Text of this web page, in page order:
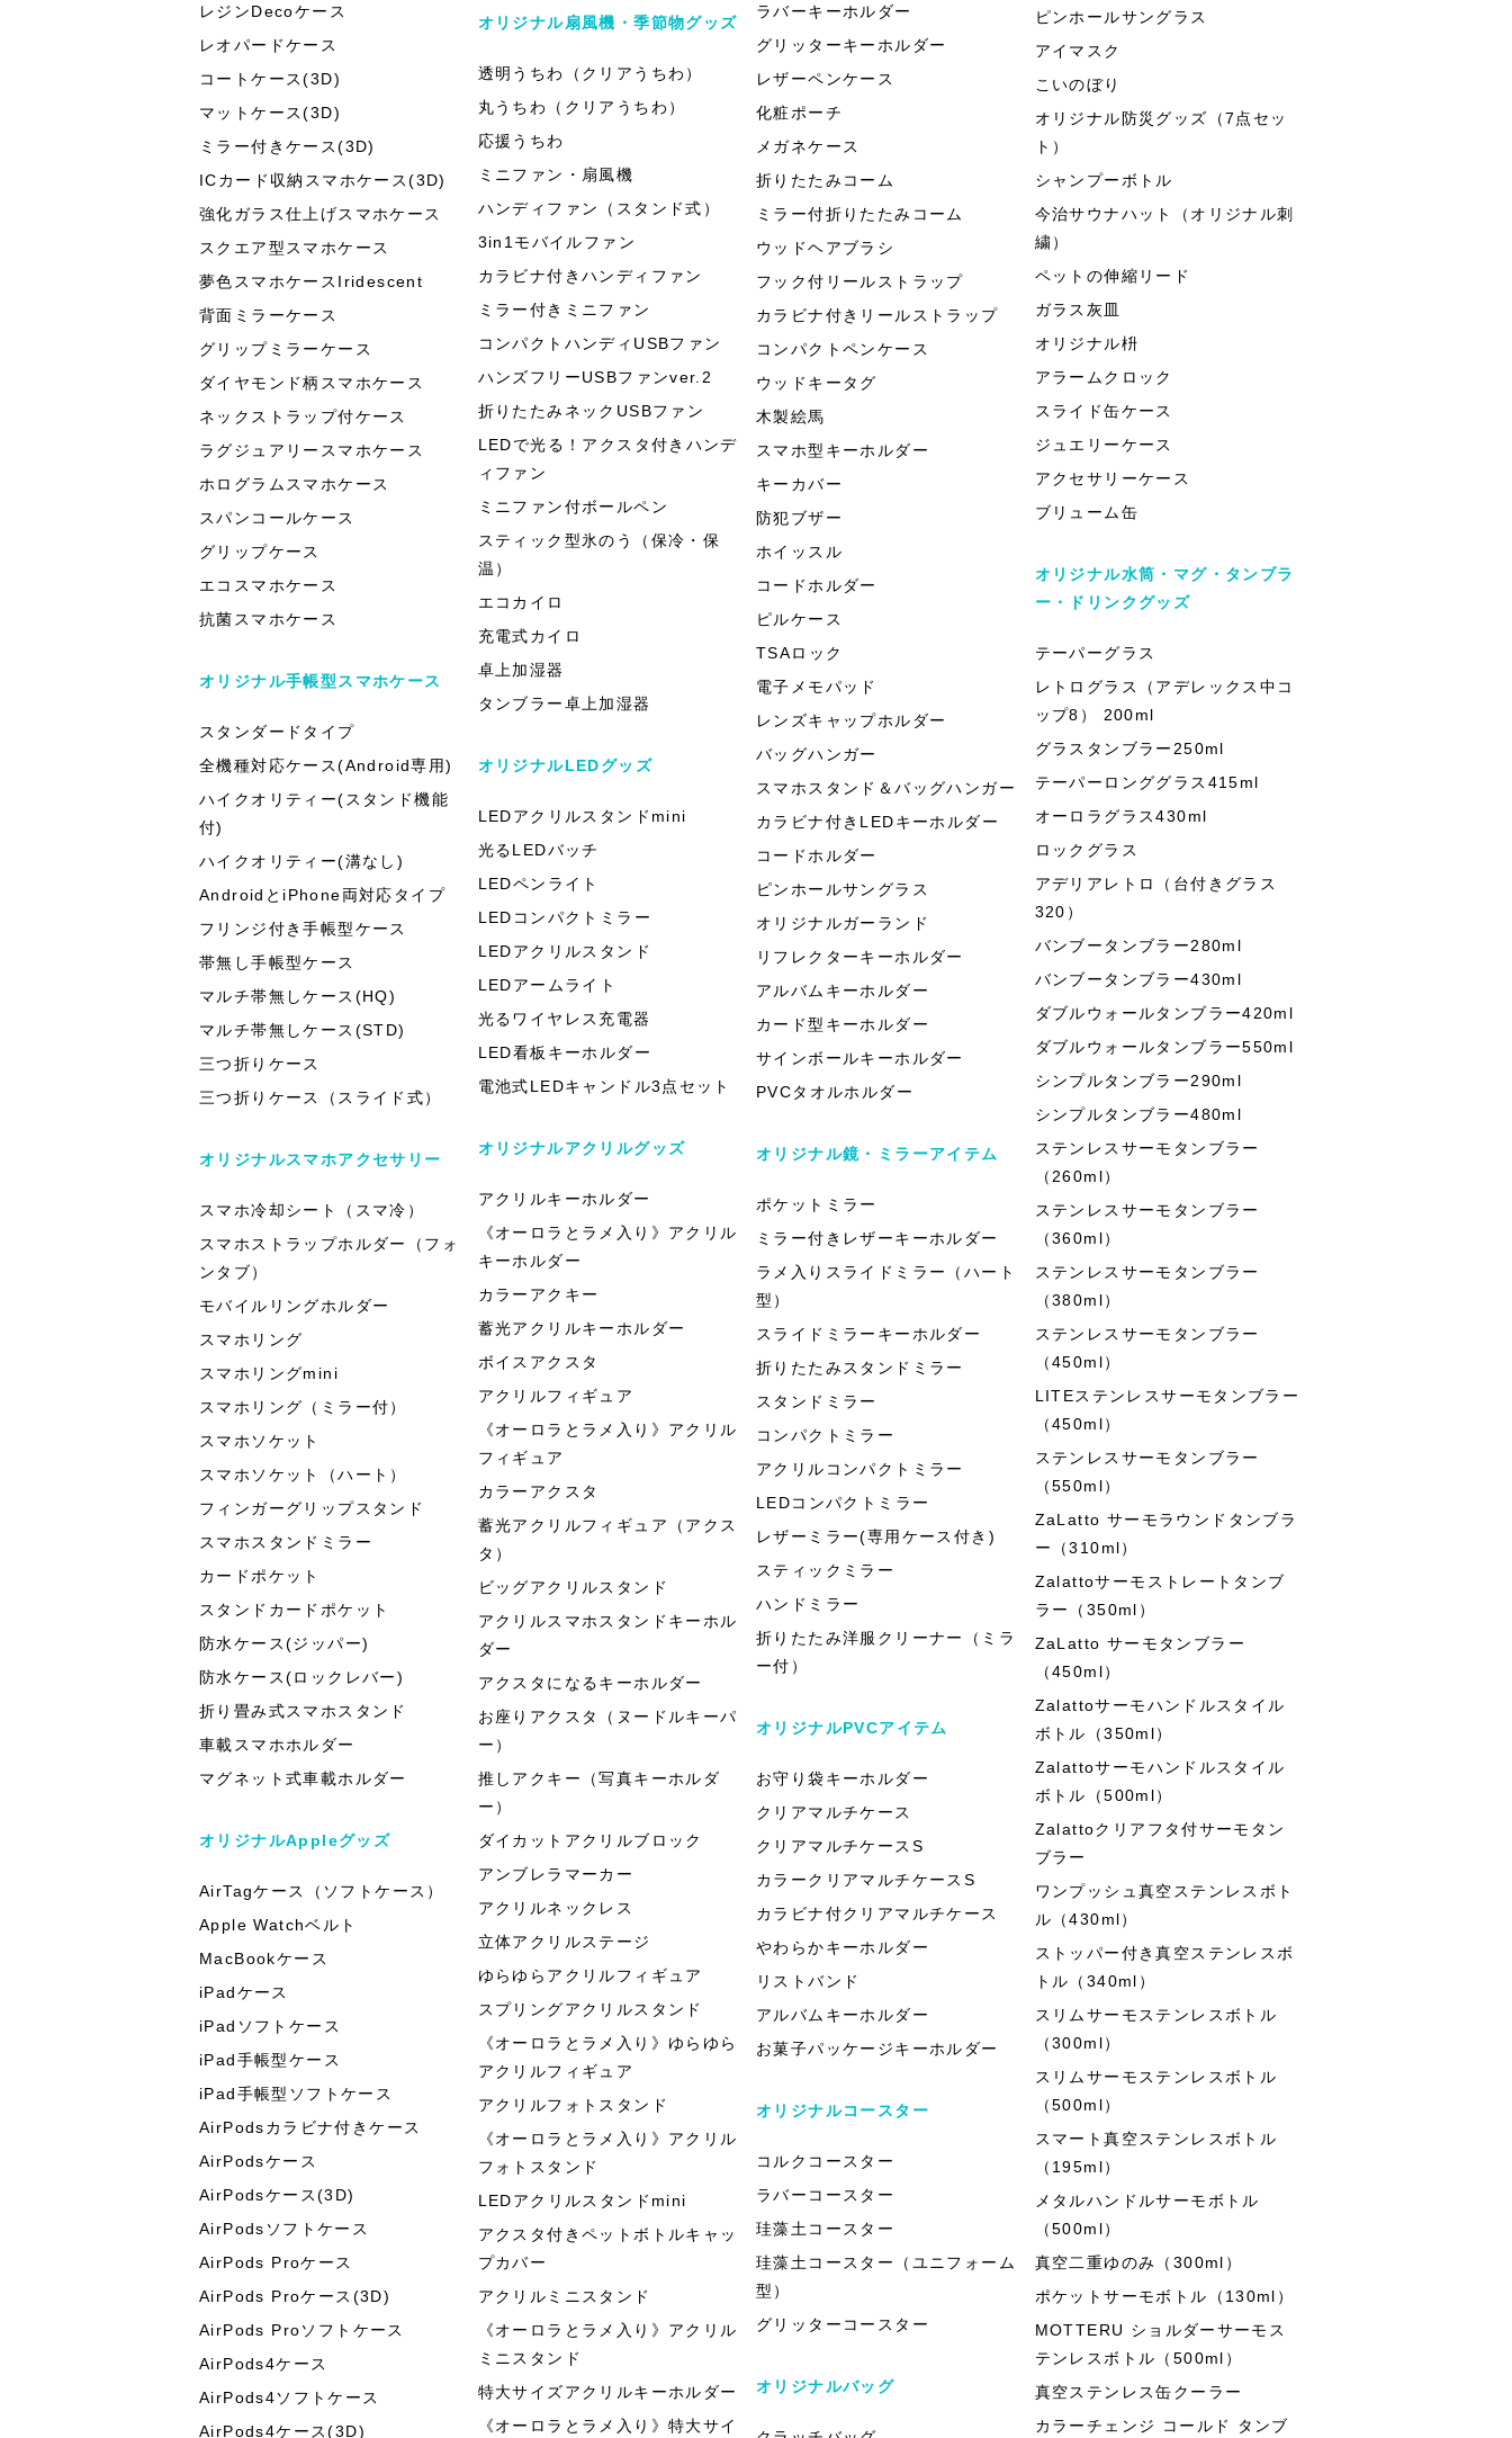
レジンDecoケース
レオパードケース
コートケース(3D)
マットケース(3D)
ミラー付きケース(3D)
ICカード収納スマホケース(3D)
強化ガラス仕上げスマホケース
スクエア型スマホケース
夢色スマホケースIridescent
背面ミラーケース
グリップミラーケース
ダイヤモンド柄スマホケース
ネックストラップ付ケース
ラグジュアリースマホケース
ホログラムスマホケース
スパンコールケース
グリップケース
エコスマホケース
抗菌スマホケース
オリジナル手帳型スマホケース
スタンダードタイプ
全機種対応ケース(Android専用)
ハイクオリティー(スタンド機能
付)
ハイクオリティー(溝なし)
AndroidとiPhone両対応タイプ
フリンジ付き手帳型ケース
帯無し手帳型ケース
マルチ帯無しケース(HQ)
マルチ帯無しケース(STD)
三つ折りケース
三つ折りケース（スライド式）
オリジナルスマホアクセサリー
スマホ冷却シート（スマ冷）
スマホストラップホルダー（フォ
ンタブ）
モバイルリングホルダー
スマホリング
スマホリングmini
スマホリング（ミラー付）
スマホソケット
スマホソケット（ハート）
フィンガーグリップスタンド
スマホスタンドミラー
カードポケット
スタンドカードポケット
防水ケース(ジッパー)
防水ケース(ロックレバー)
折り畳み式スマホスタンド
車載スマホホルダー
マグネット式車載ホルダー
オリジナルAppleグッズ
AirTagケース（ソフトケース）
Apple Watchベルト
MacBookケース
iPadケース
iPadソフトケース
iPad手帳型ケース
iPad手帳型ソフトケース
AirPodsカラビナ付きケース
AirPodsケース
AirPodsケース(3D)
AirPodsソフトケース
AirPods Proケース
AirPods Proケース(3D)
AirPods Proソフトケース
AirPods4ケース
AirPods4ソフトケース
AirPods4ケース(3D)
オリジナル扇風機・季節物グッズ
透明うちわ（クリアうちわ）
丸うちわ（クリアうちわ）
応援うちわ
ミニファン・扇風機
ハンディファン（スタンド式）
3in1モバイルファン
カラビナ付きハンディファン
ミラー付きミニファン
コンパクトハンディUSBファン
ハンズフリーUSBファンver.2
折りたたみネックUSBファン
LEDで光る！アクスタ付きハンデ
ィファン
ミニファン付ボールペン
スティック型氷のう（保冷・保
温）
エコカイロ
充電式カイロ
卓上加湿器
タンブラー卓上加湿器
オリジナルLEDグッズ
LEDアクリルスタンドmini
光るLEDバッチ
LEDペンライト
LEDコンパクトミラー
LEDアクリルスタンド
LEDアームライト
光るワイヤレス充電器
LED看板キーホルダー
電池式LEDキャンドル3点セット
オリジナルアクリルグッズ
アクリルキーホルダー
《オーロラとラメ入り》アクリル
キーホルダー
カラーアクキー
蓄光アクリルキーホルダー
ボイスアクスタ
アクリルフィギュア
《オーロラとラメ入り》アクリル
フィギュア
カラーアクスタ
蓄光アクリルフィギュア（アクス
タ）
ビッグアクリルスタンド
アクリルスマホスタンドキーホル
ダー
アクスタになるキーホルダー
お座りアクスタ（ヌードルキーパ
ー）
推しアクキー（写真キーホルダ
ー）
ダイカットアクリルブロック
アンブレラマーカー
アクリルネックレス
立体アクリルステージ
ゆらゆらアクリルフィギュア
スプリングアクリルスタンド
《オーロラとラメ入り》ゆらゆら
アクリルフィギュア
アクリルフォトスタンド
《オーロラとラメ入り》アクリル
フォトスタンド
LEDアクリルスタンドmini
アクスタ付きペットボトルキャッ
プカバー
アクリルミニスタンド
《オーロラとラメ入り》アクリル
ミニスタンド
特大サイズアクリルキーホルダー
《オーロラとラメ入り》特大サイ
ラバーキーホルダー
グリッターキーホルダー
レザーペンケース
化粧ポーチ
メガネケース
折りたたみコーム
ミラー付折りたたみコーム
ウッドヘアブラシ
フック付リールストラップ
カラビナ付きリールストラップ
コンパクトペンケース
ウッドキータグ
木製絵馬
スマホ型キーホルダー
キーカバー
防犯ブザー
ホイッスル
コードホルダー
ピルケース
TSAロック
電子メモパッド
レンズキャップホルダー
バッグハンガー
スマホスタンド＆バッグハンガー
カラビナ付きLEDキーホルダー
コードホルダー
ピンホールサングラス
オリジナルガーランド
リフレクターキーホルダー
アルバムキーホルダー
カード型キーホルダー
サインボールキーホルダー
PVCタオルホルダー
オリジナル鏡・ミラーアイテム
ポケットミラー
ミラー付きレザーキーホルダー
ラメ入りスライドミラー（ハート
型）
スライドミラーキーホルダー
折りたたみスタンドミラー
スタンドミラー
コンパクトミラー
アクリルコンパクトミラー
LEDコンパクトミラー
レザーミラー(専用ケース付き)
スティックミラー
ハンドミラー
折りたたみ洋服クリーナー（ミラ
ー付）
オリジナルPVCアイテム
お守り袋キーホルダー
クリアマルチケース
クリアマルチケースS
カラークリアマルチケースS
カラビナ付クリアマルチケース
やわらかキーホルダー
リストバンド
アルバムキーホルダー
お菓子パッケージキーホルダー
オリジナルコースター
コルクコースター
ラバーコースター
珪藻土コースター
珪藻土コースター（ユニフォーム
型）
グリッターコースター
オリジナルバッグ
ピンホールサングラス
アイマスク
こいのぼり
オリジナル防災グッズ（7点セッ
ト）
シャンプーボトル
今治サウナハット（オリジナル刺
繍）
ペットの伸縮リード
ガラス灰皿
オリジナル枡
アラームクロック
スライド缶ケース
ジュエリーケース
アクセサリーケース
ブリューム缶
オリジナル水筒・マグ・タンブラ
ー・ドリンクグッズ
テーパーグラス
レトログラス（アデレックス中コ
ップ8） 200ml
グラスタンブラー250ml
テーパーロンググラス415ml
オーロラグラス430ml
ロックグラス
アデリアレトロ（台付きグラス
320）
バンブータンブラー280ml
バンブータンブラー430ml
ダブルウォールタンブラー420ml
ダブルウォールタンブラー550ml
シンプルタンブラー290ml
シンプルタンブラー480ml
ステンレスサーモタンブラー
（260ml）
ステンレスサーモタンブラー
（360ml）
ステンレスサーモタンブラー
（380ml）
ステンレスサーモタンブラー
（450ml）
LITEステンレスサーモタンブラー
（450ml）
ステンレスサーモタンブラー
（550ml）
ZaLatto サーモラウンドタンブラ
ー（310ml）
Zalattoサーモストレートタンブ
ラー（350ml）
ZaLatto サーモタンブラー
（450ml）
Zalattoサーモハンドルスタイル
ボトル（350ml）
Zalattoサーモハンドルスタイル
ボトル（500ml）
Zalattoクリアフタ付サーモタン
ブラー
ワンプッシュ真空ステンレスボト
ル（430ml）
ストッパー付き真空ステンレスボ
トル（340ml）
スリムサーモステンレスボトル
（300ml）
スリムサーモステンレスボトル
（500ml）
スマート真空ステンレスボトル
（195ml）
メタルハンドルサーモボトル
（500ml）
真空二重ゆのみ（300ml）
ポケットサーモボトル（130ml）
MOTTERU ショルダーサーモス
テンレスボトル（500ml）
真空ステンレス缶クーラー
カラーチェンジ コールド タンブ